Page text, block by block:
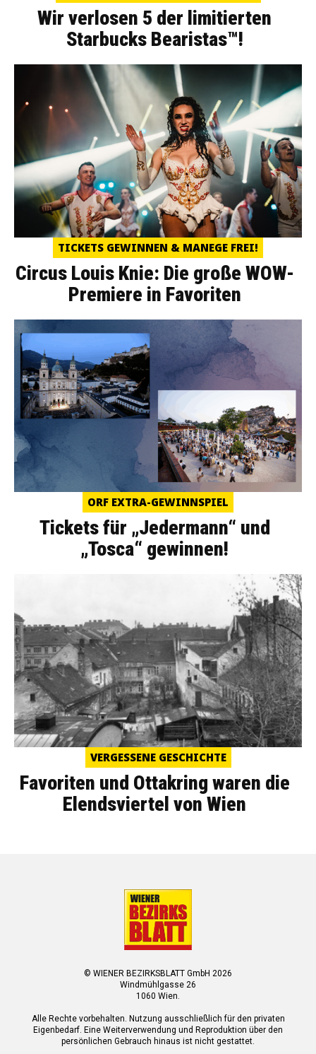
Wir verlosen 5 der limitierten
Starbucks Bearistas™!
TICKETS GEWINNEN & MANEGE FREI!
Circus Louis Knie: Die große WOW-
Premiere in Favoriten
ORF EXTRA-GEWINNSPIEL
Tickets für „Jedermann“ und
„Tosca“ gewinnen!
VERGESSENE GESCHICHTE
Favoriten und Ottakring waren die
Elendsviertel von Wien
© WIENER BEZIRKSBLATT GmbH 2026
Windmühlgasse 26
1060 Wien.
Alle Rechte vorbehalten. Nutzung ausschließlich für den privaten
Eigenbedarf. Eine Weiterverwendung und Reproduktion über den
persönlichen Gebrauch hinaus ist nicht gestattet.